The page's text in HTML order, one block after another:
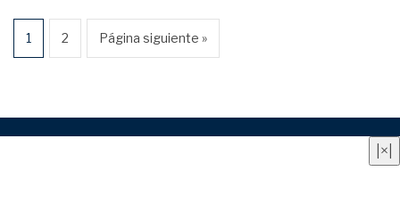
1 2 Página siguiente »
×